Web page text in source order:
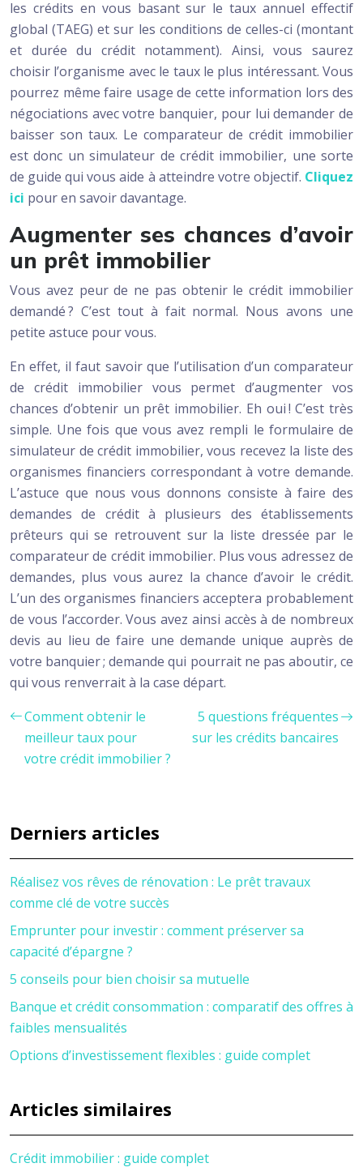
les crédits en vous basant sur le taux annuel effectif
global (TAEG) et sur les conditions de celles-ci (montant
et durée du crédit notamment). Ainsi, vous saurez
choisir l’organisme avec le taux le plus intéressant. Vous
pourrez même faire usage de cette information lors des
négociations avec votre banquier, pour lui demander de
baisser son taux. Le comparateur de crédit immobilier
est donc un simulateur de crédit immobilier, une sorte
de guide qui vous aide à atteindre votre objectif. Cliquez
ici pour en savoir davantage.
Augmenter ses chances d’avoir
un prêt immobilier
Vous avez peur de ne pas obtenir le crédit immobilier
demandé ? C’est tout à fait normal. Nous avons une
petite astuce pour vous.
En effet, il faut savoir que l’utilisation d’un comparateur
de crédit immobilier vous permet d’augmenter vos
chances d’obtenir un prêt immobilier. Eh oui ! C’est très
simple. Une fois que vous avez rempli le formulaire de
simulateur de crédit immobilier, vous recevez la liste des
organismes financiers correspondant à votre demande.
L’astuce que nous vous donnons consiste à faire des
demandes de crédit à plusieurs des établissements
prêteurs qui se retrouvent sur la liste dressée par le
comparateur de crédit immobilier. Plus vous adressez de
demandes, plus vous aurez la chance d’avoir le crédit.
L’un des organismes financiers acceptera probablement
de vous l’accorder. Vous avez ainsi accès à de nombreux
devis au lieu de faire une demande unique auprès de
votre banquier ; demande qui pourrait ne pas aboutir, ce
qui vous renverrait à la case départ.
Comment obtenir le
meilleur taux pour
votre crédit immobilier ?
5 questions fréquentes
sur les crédits bancaires
Derniers articles
Réalisez vos rêves de rénovation : Le prêt travaux
comme clé de votre succès
Emprunter pour investir : comment préserver sa
capacité d’épargne ?
5 conseils pour bien choisir sa mutuelle
Banque et crédit consommation : comparatif des offres à
faibles mensualités
Options d’investissement flexibles : guide complet
Articles similaires
Crédit immobilier : guide complet